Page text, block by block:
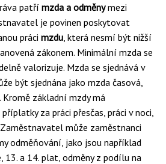
patří mzda a odměnymezi
je povinen poskytovat
práci mzdu , která nesmí být nižší
zákonem. Minimální mzda se
valorizuje. Mzda se sjednává v
být sjednána jako mzda časová,
základní mzdy má
za práci přesčas, práci v noci,
může zaměstnanci
odměňování, jako jsou například
13. a 14. plat, odměny z podílu na